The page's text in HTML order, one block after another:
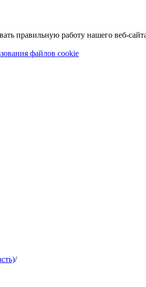
правильную работу нашего веб-
файлов cookie
/